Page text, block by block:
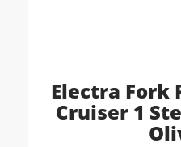
Electra Fork
Cruiser 1